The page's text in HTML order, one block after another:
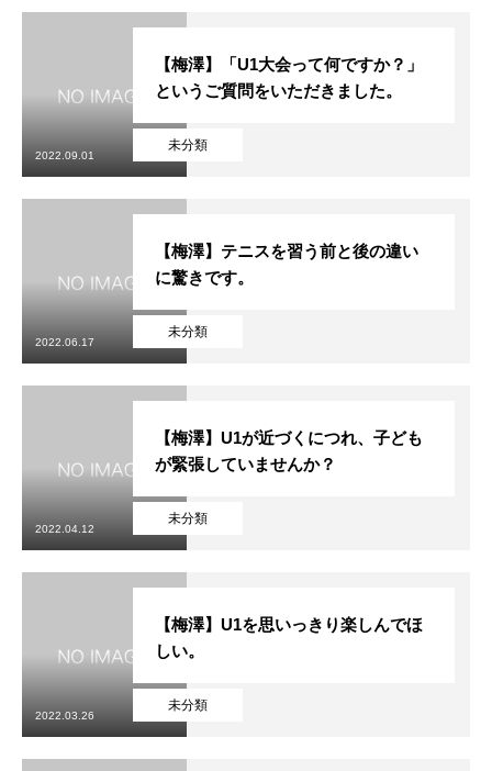
未分類
【梅澤】「U1大会って何ですか？」
というご質問をいただきました。
2022.09.01
未分類
【梅澤】テニスを習う前と後の違い
に驚きです。
2022.06.17
未分類
【梅澤】U1が近づくにつれ、子ども
が緊張していませんか？
2022.04.12
未分類
【梅澤】U1を思いっきり楽しんでほ
しい。
2022.03.26